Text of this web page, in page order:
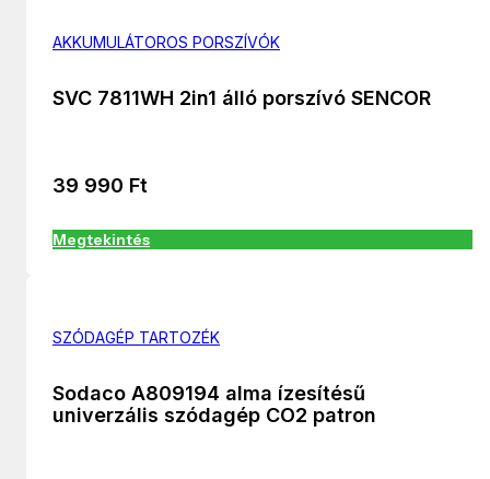
AKKUMULÁTOROS PORSZÍVÓK
SVC 7811WH 2in1 álló porszívó SENCOR
39 990 Ft
Megtekintés
SZÓDAGÉP TARTOZÉK
Sodaco A809194 alma ízesítésű
univerzális szódagép CO2 patron